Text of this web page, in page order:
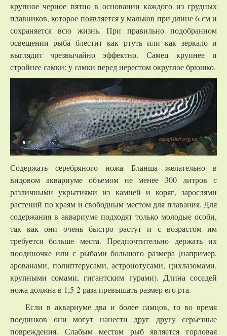
крупное черное пятно в основании каждого из грудных
плавников, которое появляется у мальков при длине 6 см и
сохраняется всю жизнь. При правильно подобранном
освещении рыба блестит как ртуть или как зеркало и
выглядит чрезвычайно эффектно. Самец крупнее и
стройнее самки; у самки перед нерестом округлое брюшко.
Содержать серебряного ножа Бланша желательно в
видовом аквариуме объемом не менее 300 литров с
различными укрытиями из камней и коряг, зарослями
растений по краям и свободным местом для плавания. Для
содержания в аквариуме подходят только молодые особи,
так как они очень быстро растут и с возрастом им
требуется больше места. Предпочтительно держать их
поодиночке или с рыбами большого размера (например,
арованами, полиптерусами, астронотусами, цихлазомами,
крупными сомами, гигантским гурами). Длина соседей
ножа должна в 1,5-2 раза превышать размер его рта.
Если в аквариуме два и более самцов, то во время
поединков они могут нанести друг другу серьезные
повреждения. Слабым местом рыб является горловая